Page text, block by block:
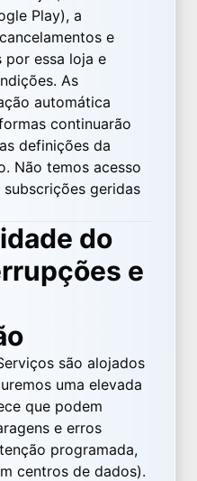
Play), a
e
por essa loja e
As
automática
continuarão
definições da
Não temos acesso
geridas
do
e
são alojados
uma elevada
que podem
e erros
programada,
centros de dados).